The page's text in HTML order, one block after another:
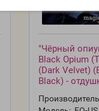
"Чёрный
Black Opium
(Dark Velvet)
Black) -